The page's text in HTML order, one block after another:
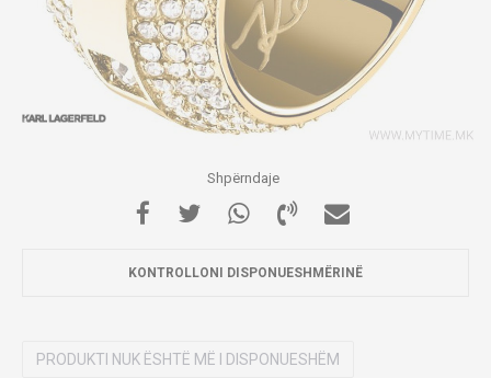
Shpërndaje
KONTROLLONI DISPONUESHMËRINË
PRODUKTI NUK ËSHTË MË I DISPONUESHËM